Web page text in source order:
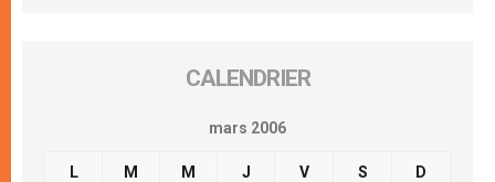
CALENDRIER
mars 2006
L M M J V S D